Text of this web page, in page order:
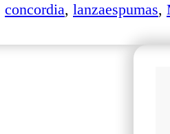
concordia, lanzaespumas,